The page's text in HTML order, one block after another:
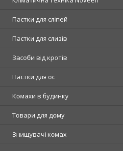
Пастки для сліпей
Пастки для слизів
Засоби від кротів
Пастки для ос
Комахи в будинку
Товари для дому
Знищувачі комах